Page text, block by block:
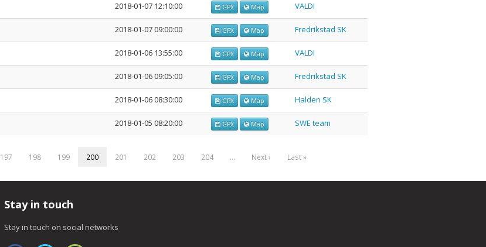
2018-01-07 12:10:00 GPX Map VALDI
2018-01-07 09:00:00 GPX Map Fredrikstad SK
2018-01-06 13:55:00 GPX Map VALDI
2018-01-06 09:05:00 GPX Map Fredrikstad SK
2018-01-06 08:30:00 GPX Map Halden SK
2018-01-05 08:20:00 GPX Map SWE team
197 198 199 200 201 202 203 204 … Next › Last »
Stay in touch
Stay in touch on social networks